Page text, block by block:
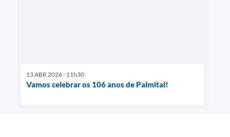
13 ABR 2026 - 11h30
Vamos celebrar os 106 anos de Palmital!